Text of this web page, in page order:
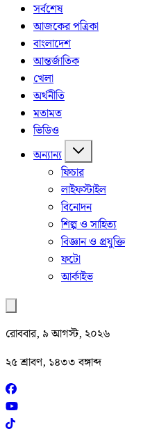
সর্বশেষ
আজকের পত্রিকা
বাংলাদেশ
আন্তর্জাতিক
খেলা
অর্থনীতি
মতামত
ভিডিও
অন্যান্য
ফিচার
লাইফস্টাইল
বিনোদন
শিল্প ও সাহিত্য
বিজ্ঞান ও প্রযুক্তি
ফটো
আর্কাইভ
রোববার, ৯ আগস্ট, ২০২৬
২৫ শ্রাবণ, ১৪৩৩ বঙ্গাব্দ